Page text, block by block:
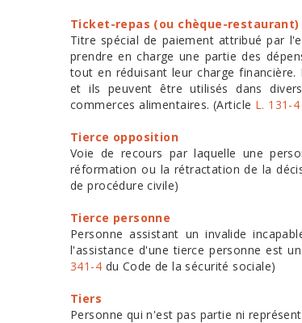
Ticket-repas (ou chèque-restaurant)
Titre spécial de paiement attribué par
prendre en charge une partie des
tout en réduisant leur charge
et ils peuvent être utilisés dans
commerces alimentaires. (Article L. 131-4
Tierce opposition
Voie de recours par laquelle une
réformation ou la rétractation de la
de procédure civile)
Tierce personne
Personne assistant un invalide
l'assistance d'une tierce personne est
341-4 du Code de la sécurité sociale)
Tiers
Personne qui n'est pas partie ni